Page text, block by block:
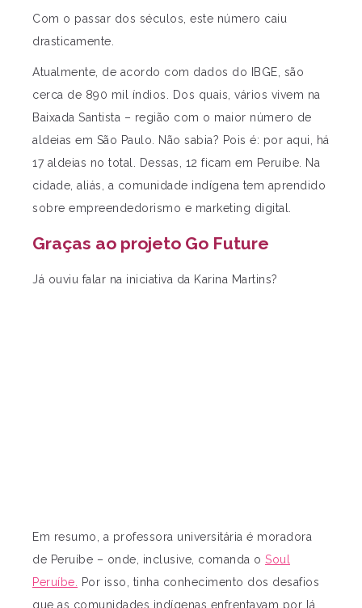
Com o passar dos séculos, este número caiu
drasticamente.
Atualmente, de acordo com dados do IBGE, são
cerca de 890 mil índios. Dos quais, vários vivem na
Baixada Santista – região com o maior número de
aldeias em São Paulo. Não sabia? Pois é: por aqui, há
17 aldeias no total. Dessas, 12 ficam em Peruíbe. Na
cidade, aliás, a comunidade indígena tem aprendido
sobre empreendedorismo e marketing digital.
Graças ao projeto Go Future
Já ouviu falar na iniciativa da Karina Martins?
Em resumo, a professora universitária é moradora
de Peruíbe – onde, inclusive, comanda o Soul
Peruíbe.
Por isso, tinha conhecimento dos desafios
que as comunidades indígenas enfrentavam por lá.